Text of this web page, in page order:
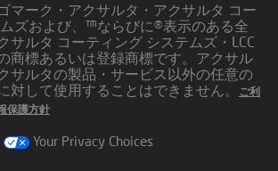
マーク・アクサルタ・アクサルタ コー
ズおよび、™ならびに®表示のある全
サルタ コーティング システムズ・LCC
商標あるいは登録商標です。アクサル
サルタの製品・サービス以外の任意の
対して使用することはできません。
ご利
保護方針
Your Privacy Choices